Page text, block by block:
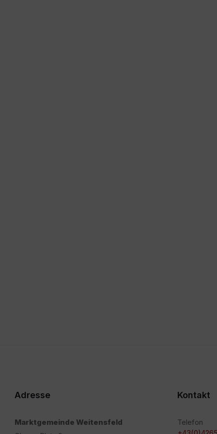
Adresse
Marktgemeinde Weitensfeld
Kontakt
Telefon